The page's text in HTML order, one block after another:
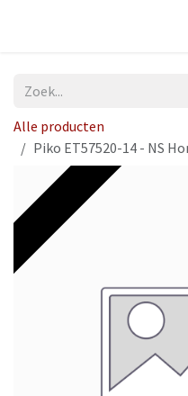
Alle producten
Piko ET57520-14 - NS
Op voorraad